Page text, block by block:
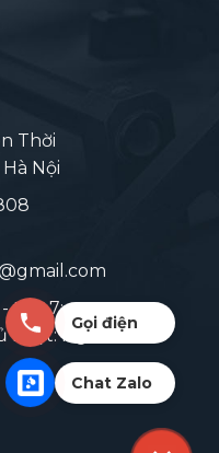
Thời
Nội
thứ 7:
nhật: Nghỉ
Gọi điện
Chat Zalo